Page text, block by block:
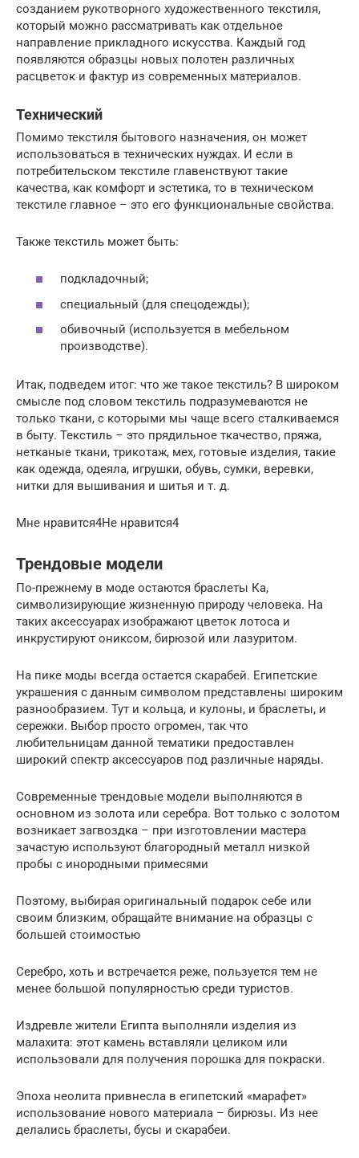
созданием рукотворного художественного текстиля,
который можно рассматривать как отдельное
направление прикладного искусства. Каждый год
появляются образцы новых полотен различных
расцветок и фактур из современных материалов.
Технический
Помимо текстиля бытового назначения, он может
использоваться в технических нуждах. И если в
потребительском текстиле главенствуют такие
качества, как комфорт и эстетика, то в техническом
текстиле главное – это его функциональные свойства.
Также текстиль может быть:
подкладочный;
специальный (для спецодежды);
обивочный (используется в мебельном
производстве).
Итак, подведем итог: что же такое текстиль? В широком
смысле под словом текстиль подразумеваются не
только ткани, с которыми мы чаще всего сталкиваемся
в быту. Текстиль – это прядильное ткачество, пряжа,
нетканые ткани, трикотаж, мех, готовые изделия, такие
как одежда, одеяла, игрушки, обувь, сумки, веревки,
нитки для вышивания и шитья и т. д.
Мне нравится4Не нравится4
Трендовые модели
По-прежнему в моде остаются браслеты Ка,
символизирующие жизненную природу человека. На
таких аксессуарах изображают цветок лотоса и
инкрустируют ониксом, бирюзой или лазуритом.
На пике моды всегда остается скарабей. Египетские
украшения с данным символом представлены широким
разнообразием. Тут и кольца, и кулоны, и браслеты, и
сережки. Выбор просто огромен, так что
любительницам данной тематики предоставлен
широкий спектр аксессуаров под различные наряды.
Современные трендовые модели выполняются в
основном из золота или серебра. Вот только с золотом
возникает загвоздка – при изготовлении мастера
зачастую используют благородный металл низкой
пробы с инородными примесями
Поэтому, выбирая оригинальный подарок себе или
своим близким, обращайте внимание на образцы с
большей стоимостью
Серебро, хоть и встречается реже, пользуется тем не
менее большой популярностью среди туристов.
Издревле жители Египта выполняли изделия из
малахита: этот камень вставляли целиком или
использовали для получения порошка для покраски.
Эпоха неолита привнесла в египетский «марафет»
использование нового материала – бирюзы. Из нее
делались браслеты, бусы и скарабеи.